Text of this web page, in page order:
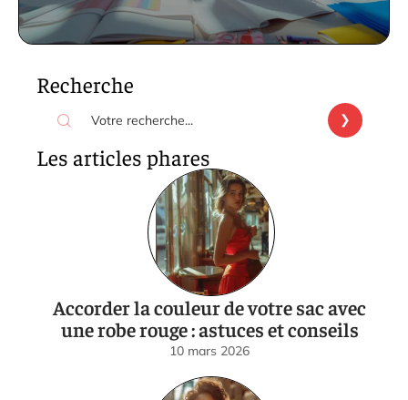
Recherche
Les articles phares
Accorder la couleur de votre sac avec
une robe rouge : astuces et conseils
10 mars 2026